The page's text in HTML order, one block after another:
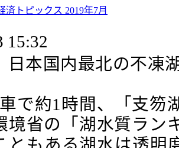
済トピックス 2019年7月
15:32
日本国内最北の不凍
で約1時間、「支笏
境省の「湖水質ラン